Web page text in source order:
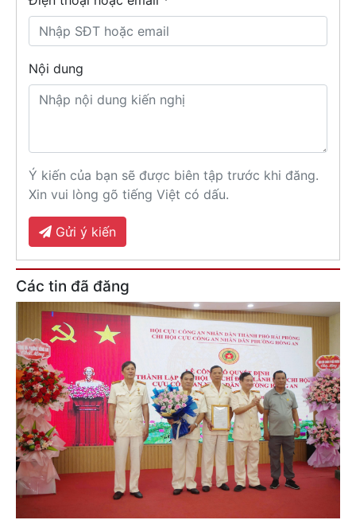
Nội dung
Ý kiến của bạn sẽ được biên tập trước khi đăng.
Xin vui lòng gõ tiếng Việt có dấu.
Gửi ý kiến
Các tin đã đăng